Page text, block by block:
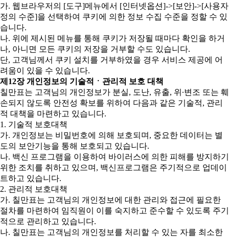
가. 웹브라우저의 [도구]메뉴에서 [인터넷옵션]->[보안]->[사용자
정의 수준]을 선택하여 쿠키에 의한 정보 수집 수준을 정할 수 있
습니다.
나. 위에 제시된 메뉴를 통해 쿠키가 저장될 때마다 확인을 하거
나, 아니면 모든 쿠키의 저장을 거부할 수도 있습니다.
단, 고객님께서 쿠키 설치를 거부하였을 경우 서비스 제공에 어
려움이 있을 수 있습니다.
제12장 개인정보의 기술적ㆍ관리적 보호 대책
칠만표는 고객님의 개인정보가 분실, 도난, 유출, 위∙변조 또는 훼
손되지 않도록 안전성 확보를 위하여 다음과 같은 기술적, 관리
적 대책을 마련하고 있습니다.
1. 기술적 보호대책
가. 개인정보는 비밀번호에 의해 보호되며, 중요한 데이터는 별
도의 보안기능을 통해 보호되고 있습니다.
나. 백신 프로그램을 이용하여 바이러스에 의한 피해를 방지하기
위한 조치를 취하고 있으며, 백신프로그램은 주기적으로 업데이
트하고 있습니다.
2. 관리적 보호대책
가. 칠만표는 고객님의 개인정보에 대한 관리와 접근에 필요한
절차를 마련하여 임직원이 이를 숙지하고 준수할 수 있도록 주기
적으로 관리하고 있습니다.
나. 칠만표는 고객님의 개인정보를 처리할 수 있는 자를 최소한